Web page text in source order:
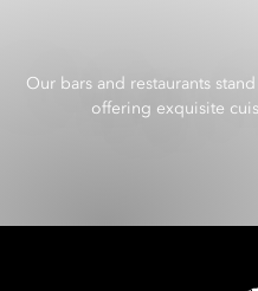
Our bars and restaurants
offering exquisite